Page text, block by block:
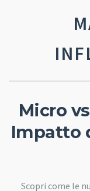
Micro
Impatto
Scopri come le